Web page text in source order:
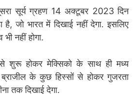
सूर्य ग्रहण 14 अक्टूबर 2023 दिन
है, जो भारत में दिखाई नहीं देगा. इसलिए
नहीं होगा.
शुरू होकर मेक्सिको के साथ ही मध्य
के कुछ हिस्सों से होकर गुजरता
तक दिखाई देगा.